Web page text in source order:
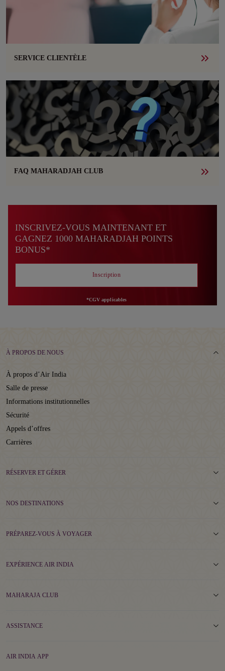
SERVICE CLIENTÈLE
FAQ MAHARADJAH CLUB
INSCRIVEZ-VOUS MAINTENANT ET
GAGNEZ 1000 MAHARADJAH POINTS
BONUS*
Inscription
*CGV applicables
À PROPOS DE NOUS
À propos d’Air India
Salle de presse
Informations institutionnelles
Sécurité
Appels d’offres
Carrières
RÉSERVER ET GÉRER
NOS DESTINATIONS
PRÉPAREZ-VOUS À VOYAGER
EXPÉRIENCE AIR INDIA
MAHARAJA CLUB
ASSISTANCE
AIR INDIA APP